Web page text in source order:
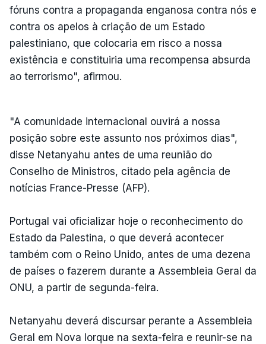
fóruns contra a propaganda enganosa contra nós e
contra os apelos à criação de um Estado
palestiniano, que colocaria em risco a nossa
existência e constituiria uma recompensa absurda
ao terrorismo", afirmou.
"A comunidade internacional ouvirá a nossa
posição sobre este assunto nos próximos dias",
disse Netanyahu antes de uma reunião do
Conselho de Ministros, citado pela agência de
notícias France-Presse (AFP).
Portugal vai oficializar hoje o reconhecimento do
Estado da Palestina, o que deverá acontecer
também com o Reino Unido, antes de uma dezena
de países o fazerem durante a Assembleia Geral da
ONU, a partir de segunda-feira.
Netanyahu deverá discursar perante a Assembleia
Geral em Nova Iorque na sexta-feira e reunir-se na